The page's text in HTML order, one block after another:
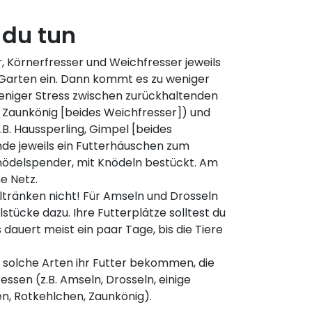
tun
Körnerfresser und Weichfresser jeweils
ein. Dann kommt es zu weniger
Stress zwischen zurückhaltenden
[beides Weichfresser]) und
Haussperling, Gimpel [beides
jeweils ein Futterhäuschen zum
mit Knödeln bestückt. Am
Netz.
nicht! Für Amseln und Drosseln
dazu. Ihre Futterplätze solltest du
meist ein paar Tage, bis die Tiere
Arten ihr Futter bekommen, die
(z.B. Amseln, Drosseln, einige
Rotkehlchen, Zaunkönig).